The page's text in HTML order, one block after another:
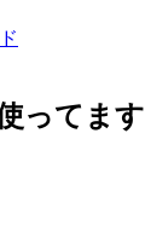
ってます